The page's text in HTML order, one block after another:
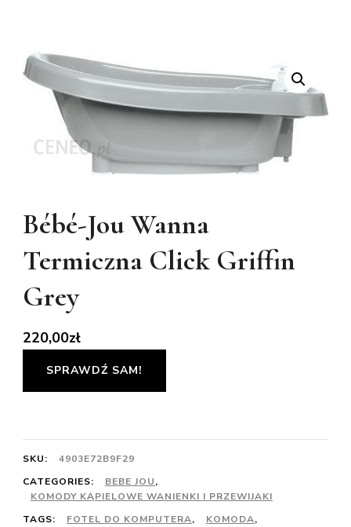
Bébé-Jou Wanna
Termiczna Click Griffin
Grey
220,00zł
SPRAWDŹ SAM!
SKU:
4903E72B9F29
CATEGORIES:
BEBE JOU,
KOMODY KĄPIELOWE WANIENKI I PRZEWIJAKI
TAGS:
FOTEL DO KOMPUTERA, KOMODA,